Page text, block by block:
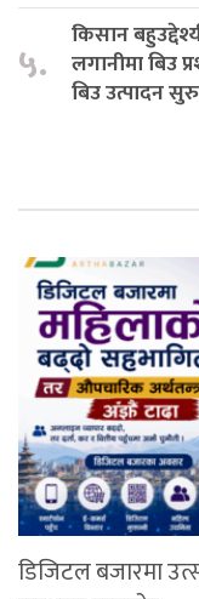
५.
किसान
लगानीमा बिउ
बिउ उत्पादन सुरु
डिजिटल बजारमा